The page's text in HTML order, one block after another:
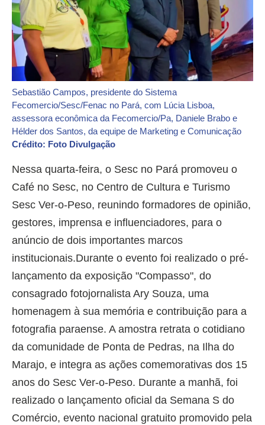
Sebastião Campos, presidente do Sistema
Fecomercio/Sesc/Fenac no Pará, com Lúcia Lisboa,
assessora econômica da Fecomercio/Pa, Daniele Brabo e
Hélder dos Santos, da equipe de Marketing e Comunicação
Crédito: Foto Divulgação
Nessa quarta-feira, o Sesc no Pará promoveu o
Café no Sesc, no Centro de Cultura e Turismo
Sesc Ver-o-Peso, reunindo formadores de opinião,
gestores, imprensa e influenciadores, para o
anúncio de dois importantes marcos
institucionais.Durante o evento foi realizado o pré-
lançamento da exposição "Compasso", do
consagrado fotojornalista Ary Souza, uma
homenagem à sua memória e contribuição para a
fotografia paraense. A amostra retrata o cotidiano
da comunidade de Ponta de Pedras, na Ilha do
Marajo, e integra as ações comemorativas dos 15
anos do Sesc Ver-o-Peso. Durante a manhã, foi
realizado o lançamento oficial da Semana S do
Comércio, evento nacional gratuito promovido pela